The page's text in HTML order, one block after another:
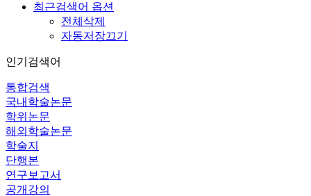
최근검색어 옵션
전체삭제
자동저장끄기
인기검색어
통합검색
국내학술논문
학위논문
해외학술논문
학술지
단행본
연구보고서
공개강의